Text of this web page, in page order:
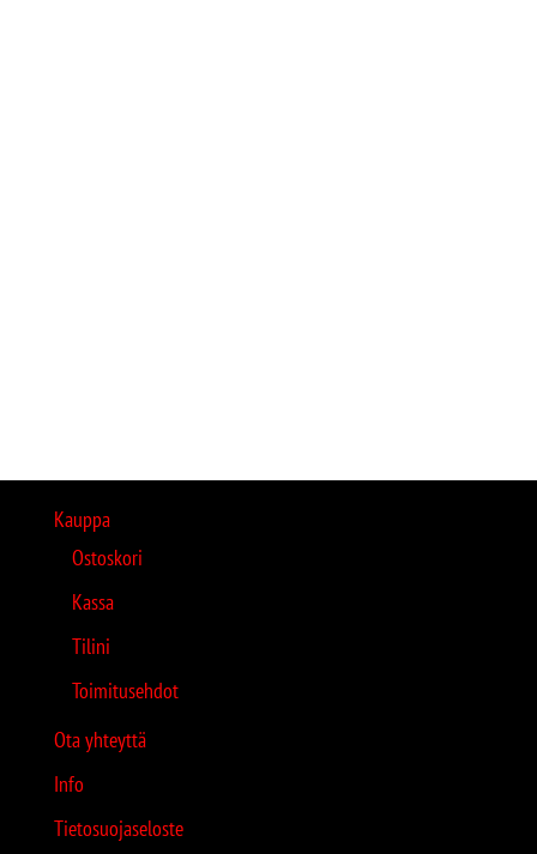
Kauppa
Ostoskori
Kassa
Tilini
Toimitusehdot
Ota yhteyttä
Info
Tietosuojaseloste